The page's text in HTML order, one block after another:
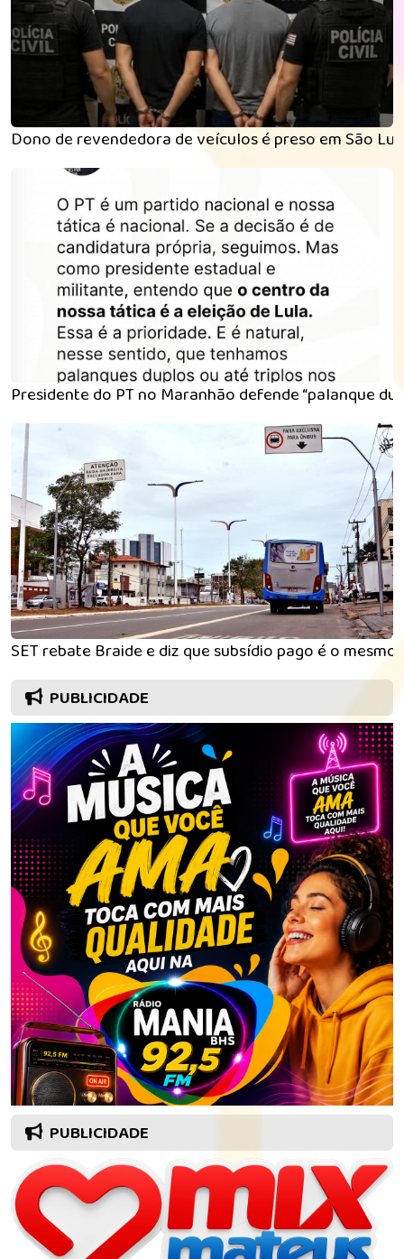
Dono de revendedora de veículos é preso em São
Presidente do PT no Maranhão defende “palanque
SET rebate Braide e diz que subsídio pago é o
PUBLICIDADE
PUBLICIDADE